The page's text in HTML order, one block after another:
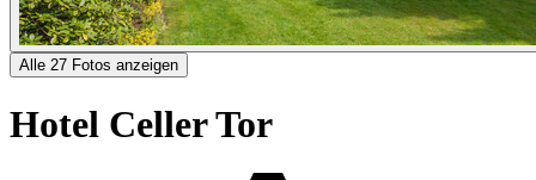
Alle 27 Fotos anzeigen
Hotel Celler Tor